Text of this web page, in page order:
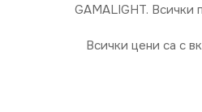
GAMALIGHT. Всички
Всички цени са с